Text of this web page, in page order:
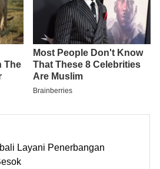
Layani Penerbangan